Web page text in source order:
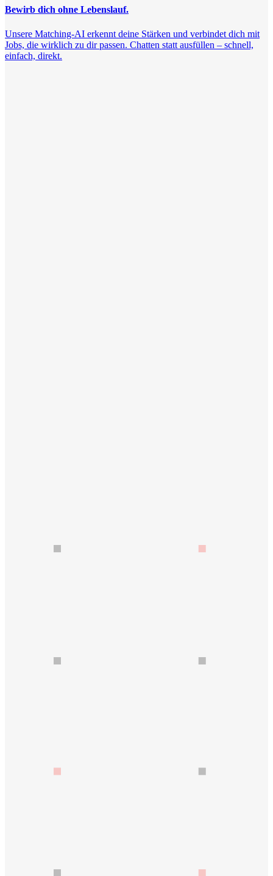
Bewirb dich ohne Lebenslauf.
Unsere Matching-AI erkennt deine Stärken und verbindet dich mit
Jobs, die wirklich zu dir passen. Chatten statt ausfüllen – schnell,
einfach, direkt.